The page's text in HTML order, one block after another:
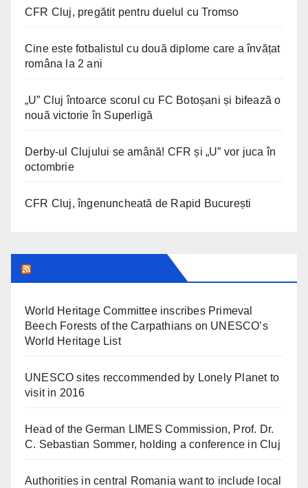
CFR Cluj, pregătit pentru duelul cu Tromso
Cine este fotbalistul cu două diplome care a învățat
româna la 2 ani
„U” Cluj întoarce scorul cu FC Botoșani și bifează o
nouă victorie în Superligă
Derby-ul Clujului se amână! CFR și „U” vor juca în
octombrie
CFR Cluj, îngenuncheată de Rapid București
World Heritage Committee inscribes Primeval
Beech Forests of the Carpathians on UNESCO’s
World Heritage List
UNESCO sites reccommended by Lonely Planet to
visit in 2016
Head of the German LIMES Commission, Prof. Dr.
C. Sebastian Sommer, holding a conference in Cluj
Authorities in central Romania want to include local